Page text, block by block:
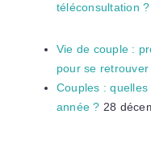
téléconsultation ?
Vie de couple :
pour se retrouver
Couples :
année ? 28